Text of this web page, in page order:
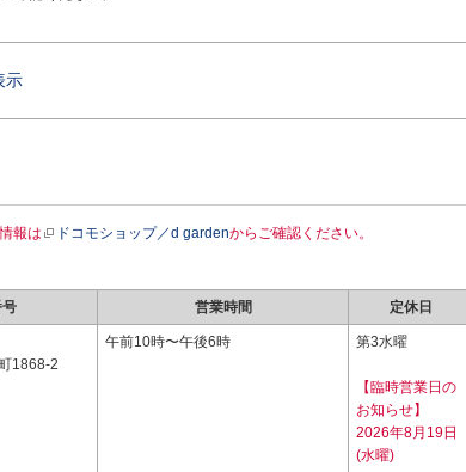
示
報は ドコモショップ／d gardenからご確認ください。
営業時間 定休日
1868-2
午前10時〜午後6時 第3水曜
【臨時営業日の
お知らせ】
2026年8月19日
(水曜)